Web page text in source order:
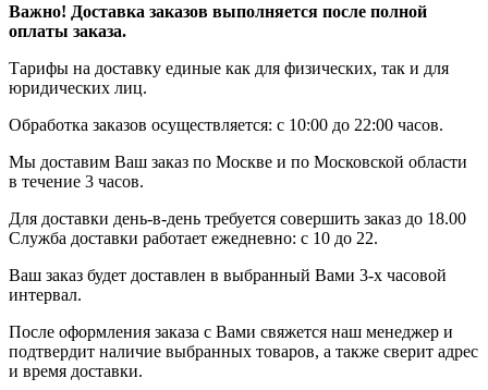
Важно! Доставка заказов выполняется после полной
оплаты заказа.
Тарифы на доставку единые как для физических, так и для
юридических лиц.
Обработка заказов осуществляется: с 10:00 до 22:00 часов.
Мы доставим Ваш заказ по Москве и по Московской области
в течение 3 часов.
Для доставки день-в-день требуется совершить заказ до 18.00
Служба доставки работает ежедневно: с 10 до 22.
Ваш заказ будет доставлен в выбранный Вами 3-х часовой
интервал.
После оформления заказа с Вами свяжется наш менеджер и
подтвердит наличие выбранных товаров, а также сверит адрес
и время доставки.